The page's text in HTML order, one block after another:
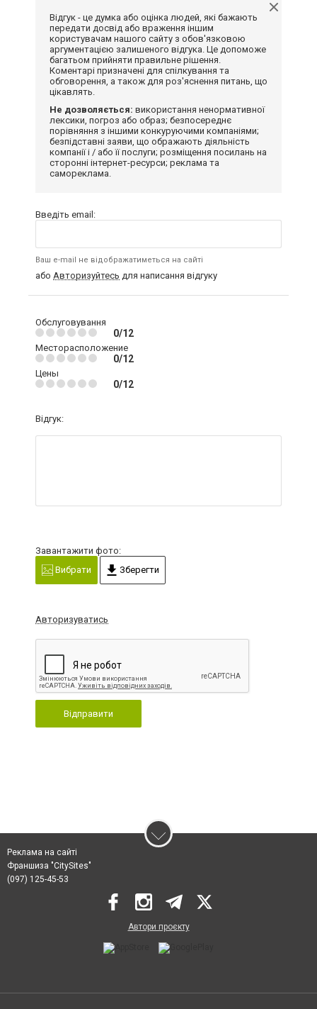
Відгук - це думка або оцінка людей, які бажають
передати досвід або враження іншим
користувачам нашого сайту з обов'язковою
аргументацією залишеного відгука. Це допоможе
багатьом прийняти правильне рішення.
Коментарі призначені для спілкування та
обговорення, а також для роз'яснення питань, що
цікавлять.
Не дозволяється: використання ненормативної
лексики, погроз або образ; безпосереднє
порівняння з іншими конкуруючими компаніями;
безпідставні заяви, що ображають діяльність
компанії і / або її послуги; розміщення посилань на
сторонні інтернет-ресурси; реклама та
самореклама.
Введіть email:
Ваш e-mail не відображатиметься на сайті
або Авторизуйтесь для написання відгуку
Обслуговування
0/12
Месторасположение
0/12
Цены
0/12
Відгук:
Завантажити фото:
Вибрати
Зберегти
Авторизуватись
Відправити
Реклама на сайті
Франшиза "CitySites"
(097) 125-45-53
Автори проєкту